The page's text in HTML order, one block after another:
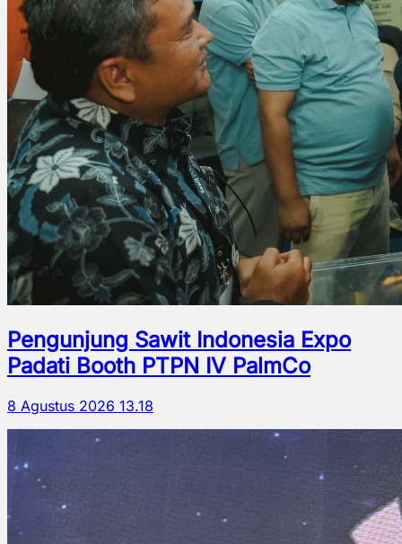
Pengunjung Sawit Indonesia Expo
Padati Booth PTPN IV PalmCo
8 Agustus 2026 13.18